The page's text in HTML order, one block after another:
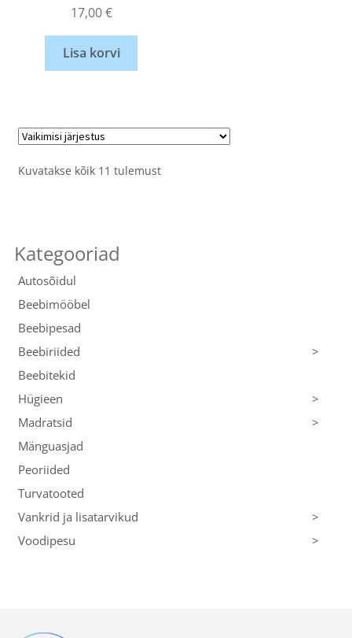
17,00€
Lisa korvi
Kuvatakse kõik 11 tulemust
Autosõidul
Beebimööbel
Beebipesad
>
Beebiriided
Beebitekid
>
Hügieen
>
Madratsid
Mänguasjad
Peoriided
Turvatooted
>
Vankrid ja lisatarvikud
>
Voodipesu